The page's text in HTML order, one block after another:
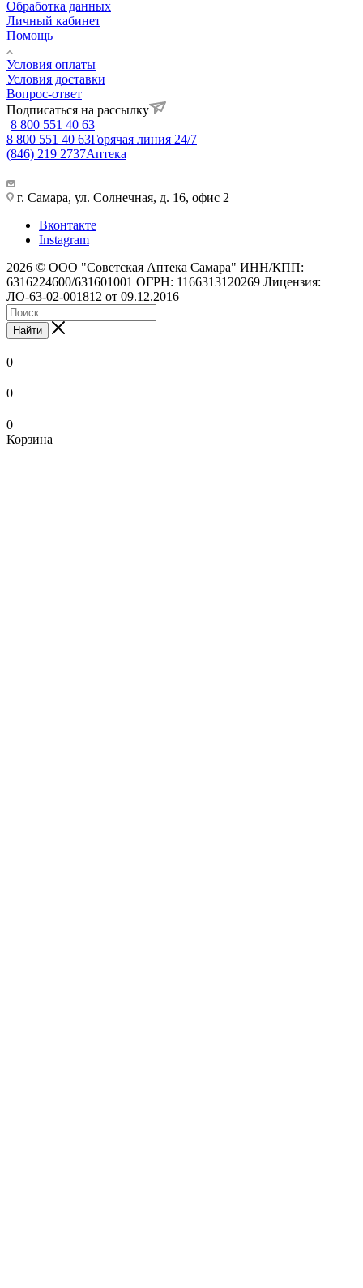
Обработка данных
Личный кабинет
Помощь
Условия оплаты
Условия доставки
Вопрос-ответ
Подписаться на рассылку
8 800 551 40 63
8 800 551 40 63Горячая линия 24/7
(846) 219 2737Аптека
г. Самара, ул. Солнечная, д. 16, офис 2
Вконтакте
Instagram
2026 © ООО "Советская Аптека Самара" ИНН/КПП:
6316224600/631601001 ОГРН: 1166313120269 Лицензия:
ЛО-63-02-001812 от 09.12.2016
Найти
0
0
0
Корзина